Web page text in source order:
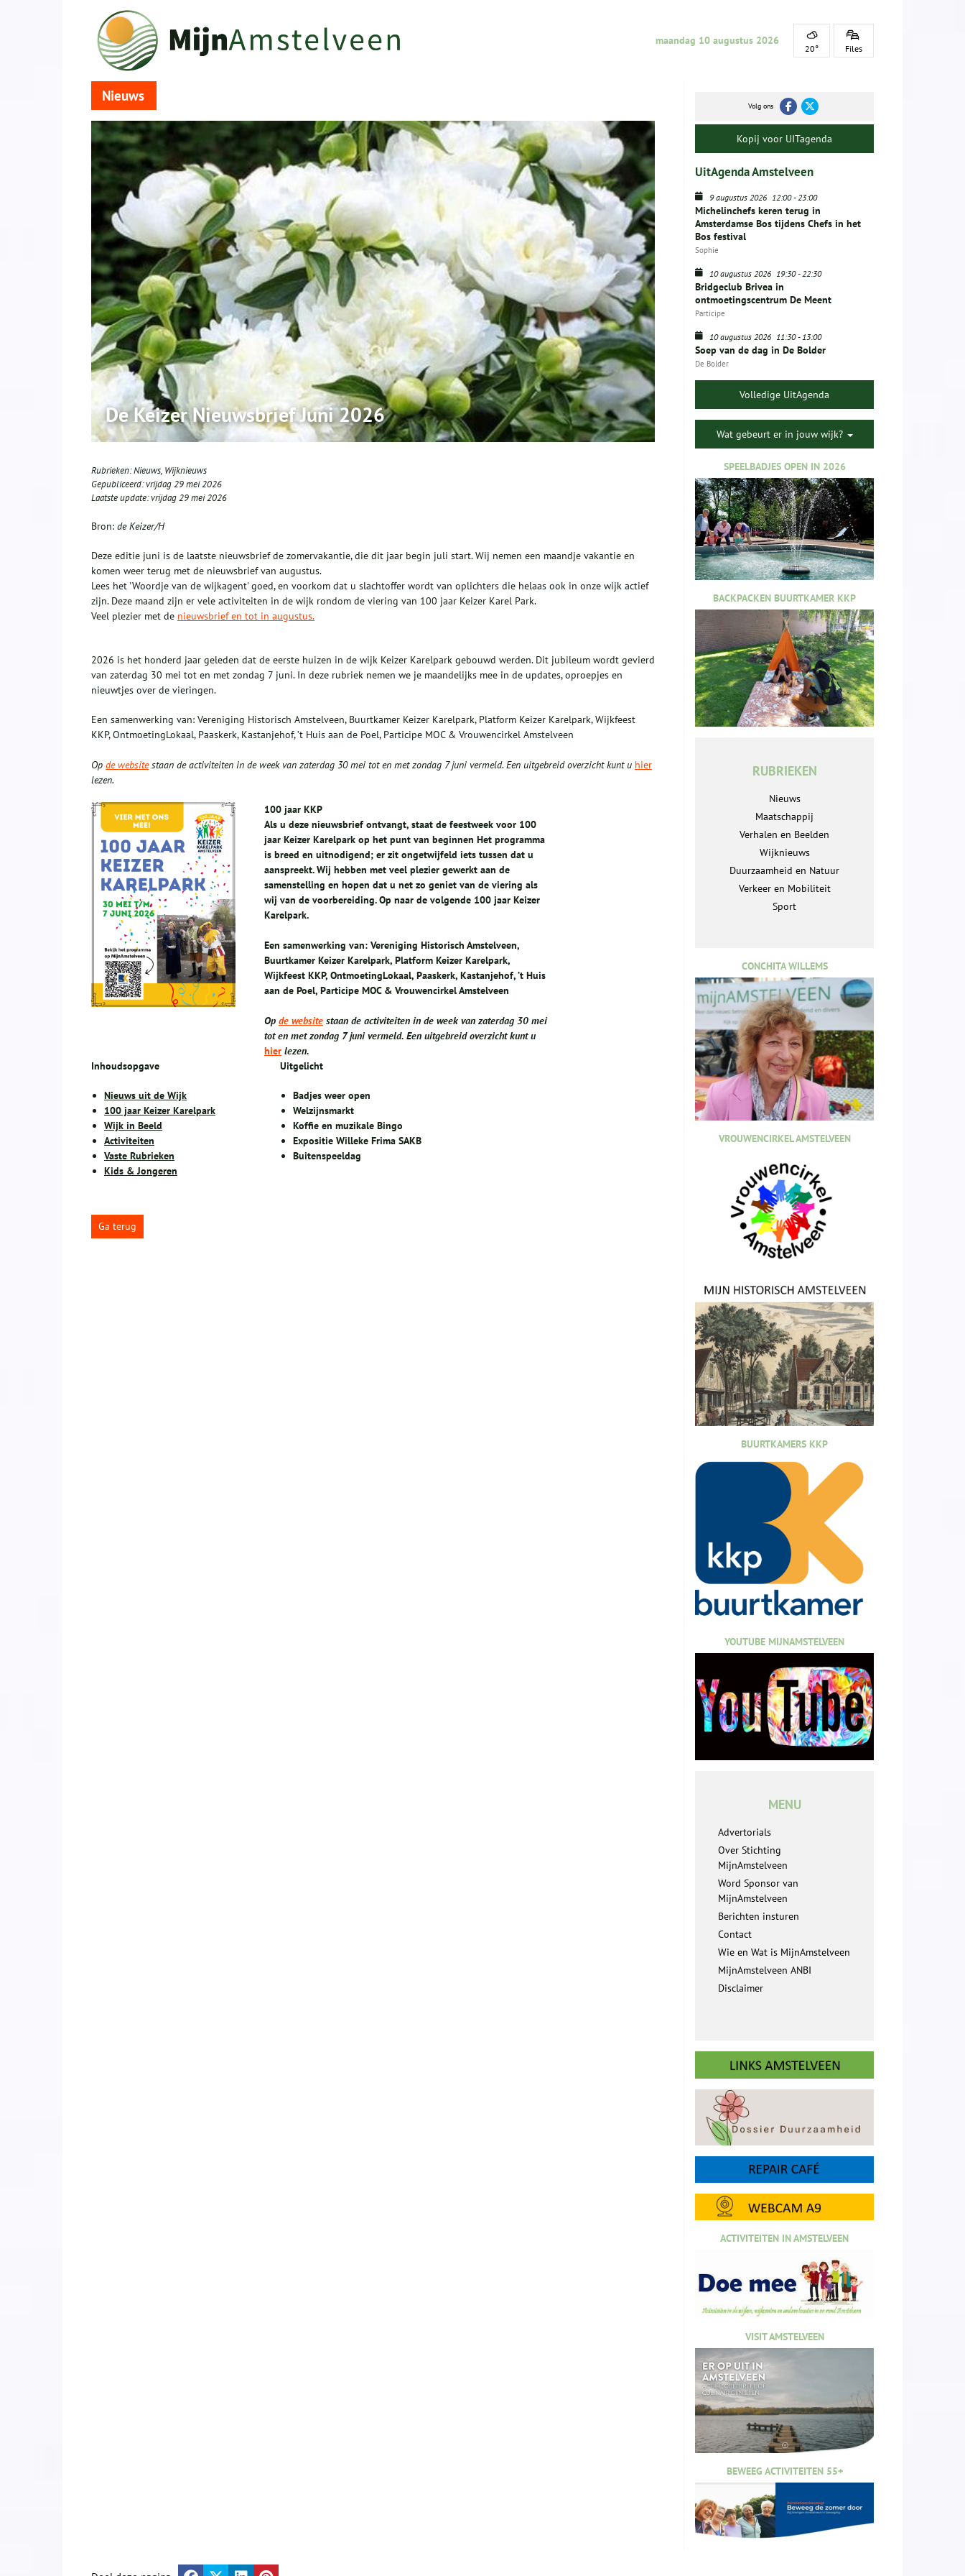
maandag 10 augustus 2026
20° Files
Nieuws
De Keizer Nieuwsbrief Juni 2026
Rubrieken:Nieuws, Wijknieuws
Gepubliceerd:vrijdag 29 mei 2026
Laatste update:vrijdag 29 mei 2026
Bron: de Keizer/H
Deze editie juni is de laatste nieuwsbrief de zomervakantie, die dit jaar begin juli start. Wij nemen een maandje vakantie en
komen weer terug met de nieuwsbrief van augustus.
Lees het 'Woordje van de wijkagent' goed, en voorkom dat u slachtoffer wordt van oplichters die helaas ook in onze wijk actief
zijn. Deze maand zijn er vele activiteiten in de wijk rondom de viering van 100 jaar Keizer Karel Park.
Veel plezier met de nieuwsbrief en tot in augustus.
2026 is het honderd jaar geleden dat de eerste huizen in de wijk Keizer Karelpark gebouwd werden. Dit jubileum wordt gevierd
van zaterdag 30 mei tot en met zondag 7 juni. In deze rubriek nemen we je maandelijks mee in de updates, oproepjes en
nieuwtjes over de vieringen.
Een samenwerking van: Vereniging Historisch Amstelveen, Buurtkamer Keizer Karelpark, Platform Keizer Karelpark, Wijkfeest
KKP, OntmoetingLokaal, Paaskerk, Kastanjehof, ’t Huis aan de Poel, Participe MOC & Vrouwencirkel Amstelveen
Op de websitestaan de activiteiten in de week van zaterdag 30 mei tot en met zondag 7 juni vermeld. Een uitgebreid overzicht kunt u hier
lezen.
100 jaar KKP
Als u deze nieuwsbrief ontvangt, staat de feestweek voor 100
jaar Keizer Karelpark op het punt van beginnen Het programma
is breed en uitnodigend; er zit ongetwijfeld iets tussen dat u
aanspreekt. Wij hebben met veel plezier gewerkt aan de
samenstelling en hopen dat u net zo geniet van de viering als
wij van de voorbereiding. Op naar de volgende 100 jaar Keizer
Karelpark.
Een samenwerking van: Vereniging Historisch Amstelveen,
Buurtkamer Keizer Karelpark, Platform Keizer Karelpark,
Wijkfeest KKP, OntmoetingLokaal, Paaskerk, Kastanjehof, ’t Huis
aan de Poel, Participe MOC & Vrouwencirkel Amstelveen
Op de website staan de activiteiten in de week van zaterdag 30 mei
tot en met zondag 7 juni vermeld. Een uitgebreid overzicht kunt u
hier lezen.
Inhoudsopgave
Nieuws uit de Wijk
100 jaar Keizer Karelpark
Wijk in Beeld
Activiteiten
Vaste Rubrieken
Kids & Jongeren
Uitgelicht
Badjes weer open
Welzijnsmarkt
Koffie en muzikale Bingo
Expositie Willeke Frima SAKB
Buitenspeeldag
Ga terug
Volg ons
Kopij voor UITagenda
UitAgenda Amstelveen
9 augustus 2026 12:00-23:00
Michelinchefs keren terug in
Amsterdamse Bos tijdens Chefs in het
Bos festival
Sophie
10 augustus 2026 19:30-22:30
Bridgeclub Brivea in
ontmoetingscentrum De Meent
Participe
10 augustus 2026 11:30-13:00
Soep van de dag in De Bolder
De Bolder
Volledige UitAgenda
Wat gebeurt er in jouw wijk?
SPEELBADJES OPEN IN 2026
BACKPACKEN BUURTKAMER KKP
RUBRIEKEN
Nieuws
Maatschappij
Verhalen en Beelden
Wijknieuws
Duurzaamheid en Natuur
Verkeer en Mobiliteit
Sport
CONCHITA WILLEMS
VROUWENCIRKEL AMSTELVEEN
BUURTKAMERS KKP
YOUTUBE MIJNAMSTELVEEN
MENU
Advertorials
Over Stichting
MijnAmstelveen
Word Sponsor van
MijnAmstelveen
Berichten insturen
Contact
Wie en Wat is MijnAmstelveen
MijnAmstelveen ANBI
Disclaimer
ACTIVITEITEN IN AMSTELVEEN
VISIT AMSTELVEEN
BEWEEG ACTIVITEITEN 55+